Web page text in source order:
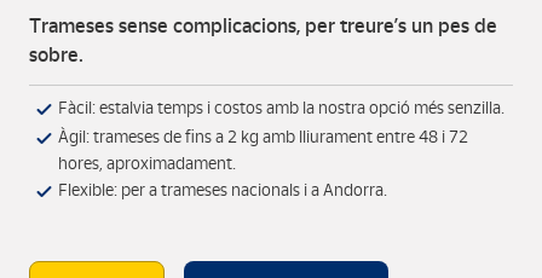
Trameses sense complicacions, per treure’s un pes de
sobre.
Fàcil: estalvia temps i costos amb la nostra opció més senzilla.
Àgil: trameses de fins a 2 kg amb lliurament entre 48 i 72
hores, aproximadament.
Flexible: per a trameses nacionals i a Andorra.